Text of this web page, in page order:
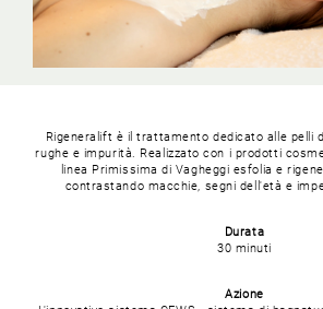
Rigeneralift è il trattamento dedicato alle pelli
rughe e impurità. Realizzato con i prodotti
linea Primissima di Vagheggi esfolia e
contrastando macchie, segni dell'età e
Durata
30 minuti
Azione